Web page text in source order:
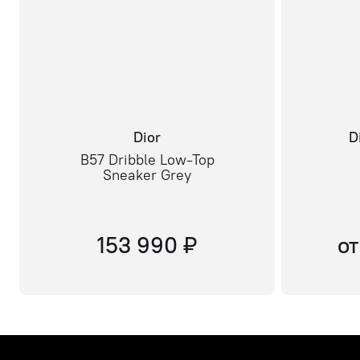
Dior
B57 Dribble Low-Top
Sneaker Grey
153 990 ₽